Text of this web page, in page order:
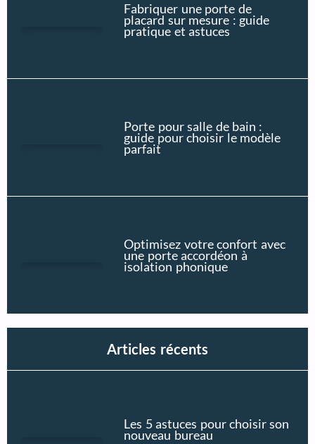
Fabriquer une porte de
placard sur mesure : guide
pratique et astuces
Porte pour salle de bain :
guide pour choisir le modèle
parfait
Optimisez votre confort avec
une porte accordéon à
isolation phonique
Articles récents
Les 5 astuces pour choisir son
nouveau bureau